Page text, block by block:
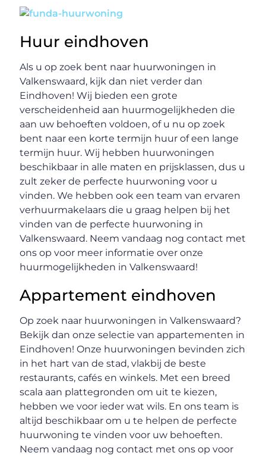
Huur eindhoven
Als u op zoek bent naar huurwoningen in
Valkenswaard, kijk dan niet verder dan
Eindhoven! Wij bieden een grote
verscheidenheid aan huurmogelijkheden die
aan uw behoeften voldoen, of u nu op zoek
bent naar een korte termijn huur of een lange
termijn huur. Wij hebben huurwoningen
beschikbaar in alle maten en prijsklassen, dus u
zult zeker de perfecte huurwoning voor u
vinden. We hebben ook een team van ervaren
verhuurmakelaars die u graag helpen bij het
vinden van de perfecte huurwoning in
Valkenswaard. Neem vandaag nog contact met
ons op voor meer informatie over onze
huurmogelijkheden in Valkenswaard!
Appartement eindhoven
Op zoek naar huurwoningen in Valkenswaard?
Bekijk dan onze selectie van appartementen in
Eindhoven! Onze huurwoningen bevinden zich
in het hart van de stad, vlakbij de beste
restaurants, cafés en winkels. Met een breed
scala aan plattegronden om uit te kiezen,
hebben we voor ieder wat wils. En ons team is
altijd beschikbaar om u te helpen de perfecte
huurwoning te vinden voor uw behoeften.
Neem vandaag nog contact met ons op voor